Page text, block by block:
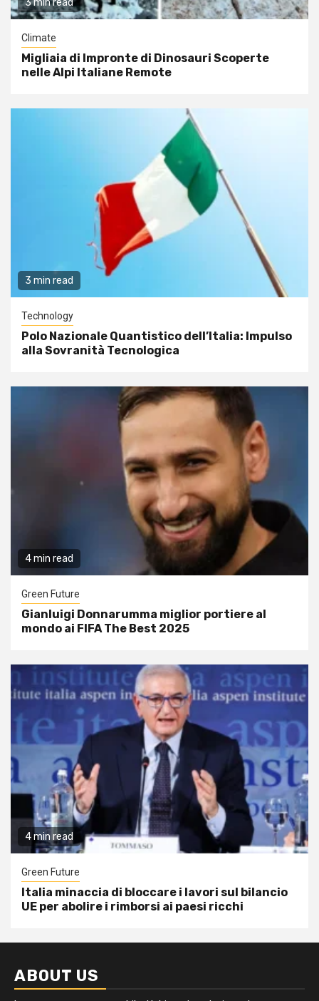
3 min read
Climate
Migliaia di Impronte di Dinosauri Scoperte
nelle Alpi Italiane Remote
3 min read
Technology
Polo Nazionale Quantistico dell’Italia: Impulso
alla Sovranità Tecnologica
4 min read
Green Future
Gianluigi Donnarumma miglior portiere al
mondo ai FIFA The Best 2025
4 min read
Green Future
Italia minaccia di bloccare i lavori sul bilancio
UE per abolire i rimborsi ai paesi ricchi
ABOUT US